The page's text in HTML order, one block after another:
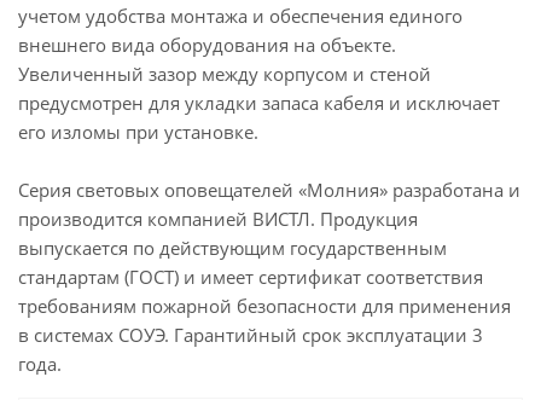
учетом удобства монтажа и обеспечения единого
внешнего вида оборудования на объекте.
Увеличенный зазор между корпусом и стеной
предусмотрен для укладки запаса кабеля и исключает
его изломы при установке.
Серия световых оповещателей «Молния» разработана и
производится компанией ВИСТЛ. Продукция
выпускается по действующим государственным
стандартам (ГОСТ) и имеет сертификат соответствия
требованиям пожарной безопасности для применения
в системах СОУЭ. Гарантийный срок эксплуатации 3
года.